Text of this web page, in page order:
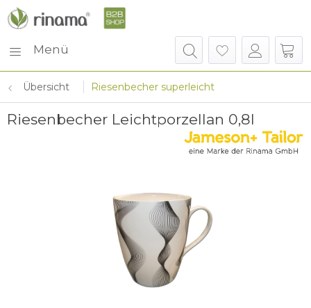
Menü
Übersicht Riesenbecher superleicht
Riesenbecher Leichtporzellan 0,8l